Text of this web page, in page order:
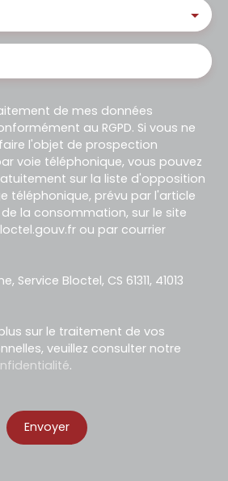
de mes données
au RGPD. Si vous ne
l'objet de prospection
voie téléphonique, vous pouvez
sur la liste d'opposition
téléphonique, prévu par l'article
de la consommation, sur le site
ou par courrier
Service Bloctel, CS 61311, 41013
sur le traitement de vos
veuillez consulter notre
.
Envoyer